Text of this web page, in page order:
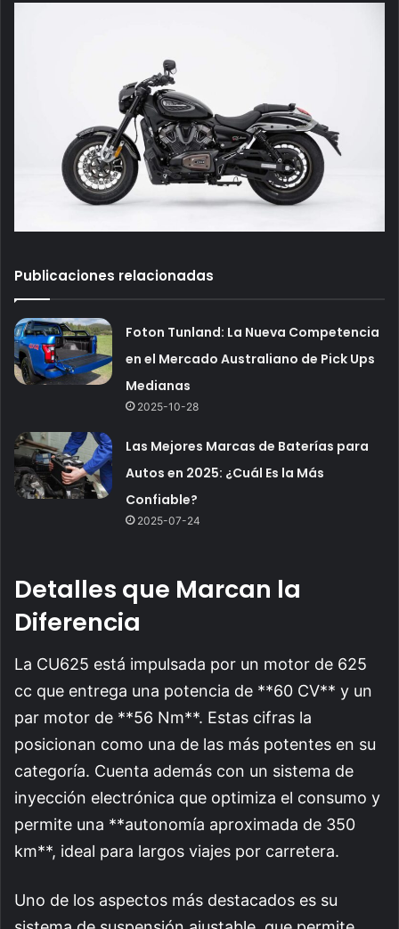
Publicaciones relacionadas
Foton Tunland: La Nueva Competencia
en el Mercado Australiano de Pick Ups
Medianas
2025-10-28
Las Mejores Marcas de Baterías para
Autos en 2025: ¿Cuál Es la Más
Confiable?
2025-07-24
Detalles que Marcan la
Diferencia
La CU625 está impulsada por un motor de 625
cc que entrega una potencia de **60 CV** y un
par motor de **56 Nm**. Estas cifras la
posicionan como una de las más potentes en su
categoría. Cuenta además con un sistema de
inyección electrónica que optimiza el consumo y
permite una **autonomía aproximada de 350
km**, ideal para largos viajes por carretera.
Uno de los aspectos más destacados es su